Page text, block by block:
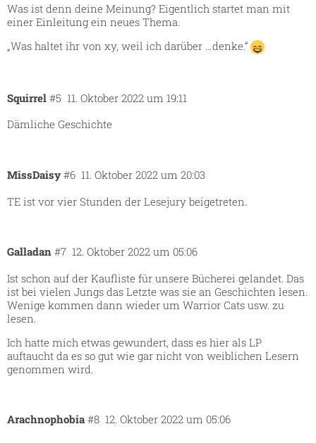
Was ist denn deine Meinung? Eigentlich startet man mit
einer Einleitung ein neues Thema.
„Was haltet ihr von xy, weil ich darüber …denke.“
Squirrel 11. Oktober 2022 um 19:11
#5
Dämliche Geschichte
MissDaisy 11. Oktober 2022 um 20:03
#6
TE ist vor vier Stunden der Lesejury beigetreten.
Galladan 12. Oktober 2022 um 05:06
#7
Ist schon auf der Kaufliste für unsere Bücherei gelandet. Das
ist bei vielen Jungs das Letzte was sie an Geschichten lesen.
Wenige kommen dann wieder um Warrior Cats usw. zu
lesen.
Ich hatte mich etwas gewundert, dass es hier als LP
auftaucht da es so gut wie gar nicht von weiblichen Lesern
genommen wird.
Arachnophobia 12. Oktober 2022 um 05:06
#8